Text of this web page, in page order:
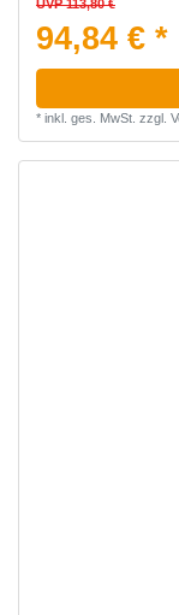
UVP 113,80 €
94,84 € *
* inkl. ges. MwSt. zzgl.